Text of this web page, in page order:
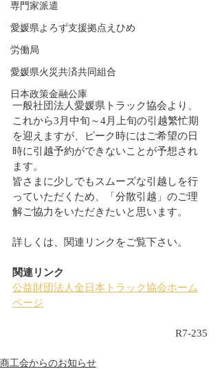
専門家派遣
愛媛県よろず支援拠点えひめ
労働局
愛媛県火災共済共同組合
日本政策金融公庫
一般社団法人愛媛県トラック協会より、
これから3月中旬～4月上旬の引越繁忙期
を迎えますが、ピーク時にはご希望の日
時に引越予約ができないことが予想され
ます。
皆さまに少しでもスムーズな引越しを行
っていただくため、「分散引越」のご理
解ご協力をいただきたいと思います。
詳しくは、関連リンクをご覧下さい。
関連リンク
公益財団法人全日本トラック協会ホーム
ページ
R7-235
商工会からのお知らせ